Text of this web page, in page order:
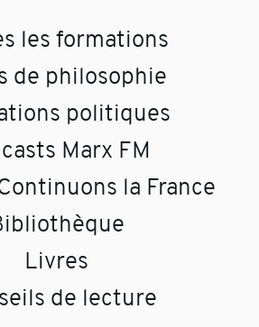
les formations
de philosophie
politiques
Marx FM
la France
Livres
de lecture